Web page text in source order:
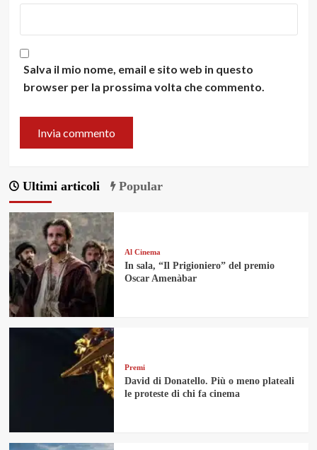
Salva il mio nome, email e sito web in questo
browser per la prossima volta che commento.
Ultimi articoli Popular
Al Cinema
In sala, “Il Prigioniero” del premio
Oscar Amenàbar
Premi
David di Donatello. Più o meno plateali
le proteste di chi fa cinema